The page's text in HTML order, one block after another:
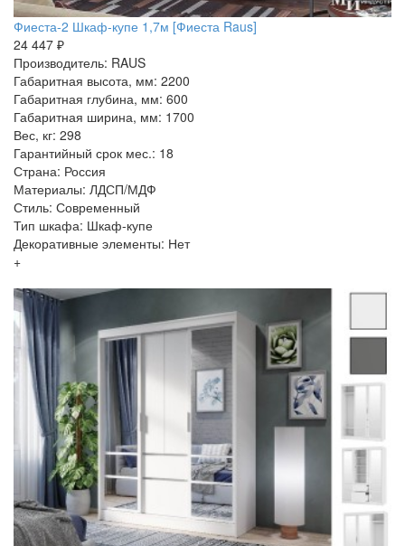
Фиеста-2 Шкаф-купе 1,7м [Фиеста Raus]
24 447 ₽
Производитель: RAUS
Габаритная высота, мм: 2200
Габаритная глубина, мм: 600
Габаритная ширина, мм: 1700
Вес, кг: 298
Гарантийный срок мес.: 18
Страна: Россия
Материалы: ЛДСП/МДФ
Стиль: Современный
Тип шкафа: Шкаф-купе
Декоративные элементы: Нет
+